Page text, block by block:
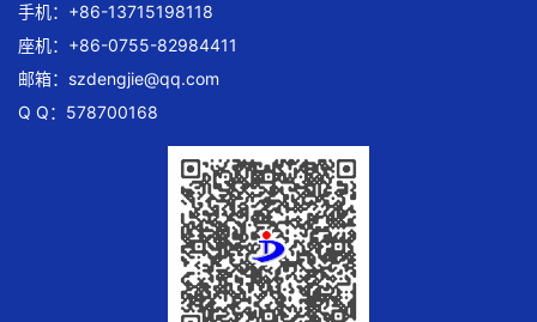
手机：+86-13715198118
座机：+86-0755-82984411
邮箱： szdengjie@qq.com
Q Q：578700168